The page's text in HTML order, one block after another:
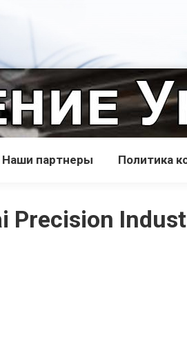
Наши партнеры Политика
Precision